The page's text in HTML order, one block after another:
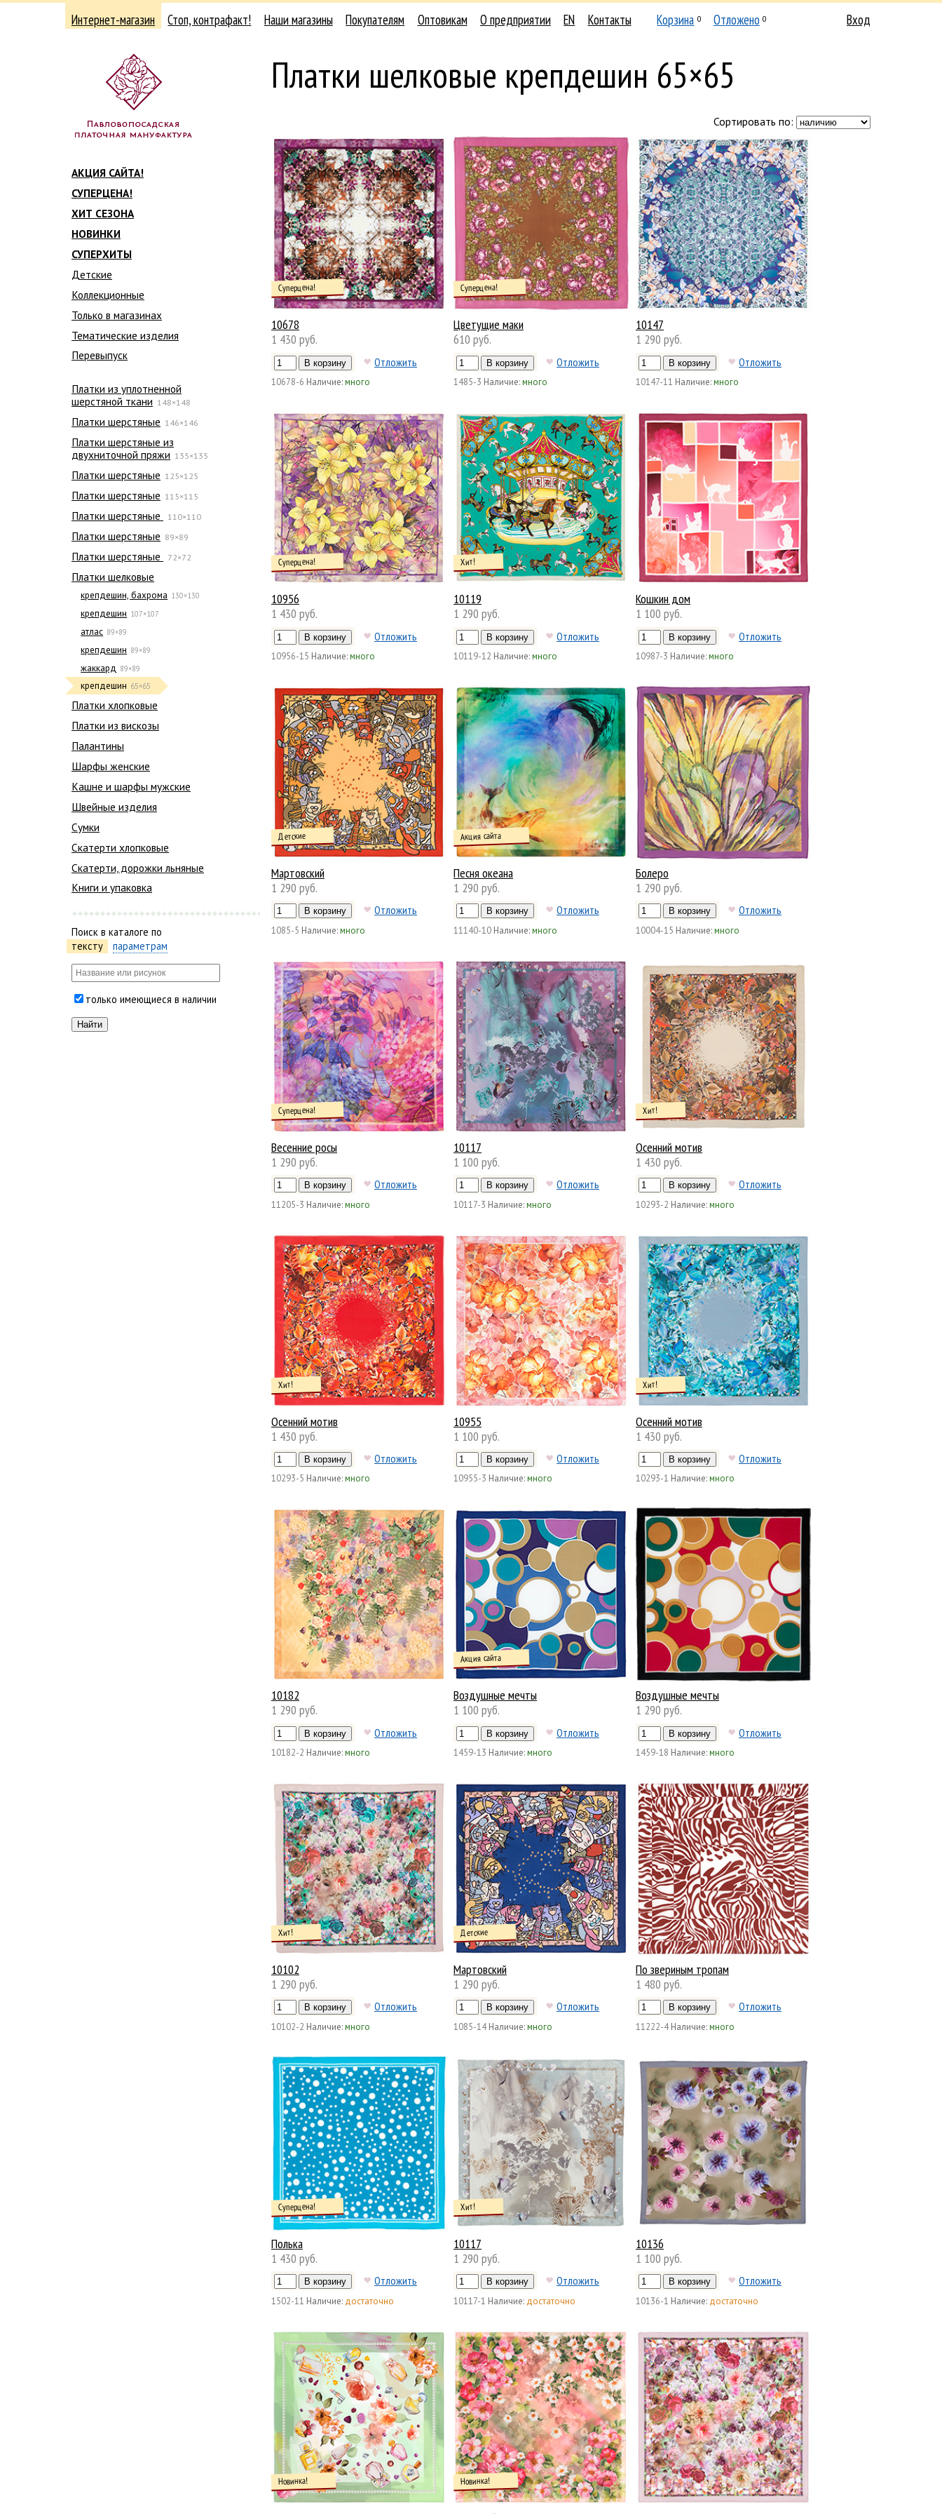
Интернет-магазин Стоп, контрафакт! Наши магазины Покупателям Оптовикам О предприятии EN Контакты Корзина 0 Отложено 0 Вход
АКЦИЯ САЙТА!
СУПЕРЦЕНА!
ХИТ СЕЗОНА
НОВИНКИ
СУПЕРХИТЫ
Детские
Коллекционные
Только в магазинах
Тематические изделия
Перевыпуск
Платки из уплотненной
шерстяной ткани 148×148
Платки шерстяные 146×146
Платки шерстяные из
двухниточной пряжи 135×135
Платки шерстяные 125×125
Платки шерстяные 115×115
Платки шерстяные 110×110
Платки шерстяные 89×89
Платки шерстяные 72×72
Платки шелковые
крепдешин, бахрома 130×130
крепдешин 107×107
атлас 89×89
крепдешин 89×89
жаккард 89×89
крепдешин 65×65
Платки хлопковые
Платки из вискозы
Палантины
Шарфы женские
Кашне и шарфы мужские
Швейные изделия
Сумки
Скатерти хлопковые
Скатерти, дорожки льняные
Книги и упаковка
Поиск в каталоге по
тексту
параметрам
только имеющиеся в наличии
Платки шелковые крепдешин 65×65
Сортировать по:
10678
Суперцена!
1 430 руб.
Отложить
10678-6 Наличие:много
Цветущие маки
Суперцена!
610 руб.
Отложить
1485-3 Наличие:много
10147
1 290 руб.
Отложить
10147-11 Наличие:много
10956
Суперцена!
1 430 руб.
Отложить
10956-15 Наличие:много
10119
Хит!
1 290 руб.
Отложить
10119-12 Наличие:много
Кошкин дом
1 100 руб.
Отложить
10987-3 Наличие:много
Мартовский
Детские
1 290 руб.
Отложить
1085-5 Наличие:много
Песня океана
Акция сайта
1 290 руб.
Отложить
11140-10 Наличие:много
Болеро
1 290 руб.
Отложить
10004-15 Наличие:много
Весенние росы
Суперцена!
1 290 руб.
Отложить
11205-3 Наличие:много
10117
1 100 руб.
Отложить
10117-3 Наличие:много
Осенний мотив
Хит!
1 430 руб.
Отложить
10293-2 Наличие:много
Осенний мотив
Хит!
1 430 руб.
Отложить
10293-5 Наличие:много
10955
1 100 руб.
Отложить
10955-3 Наличие:много
Осенний мотив
Хит!
1 430 руб.
Отложить
10293-1 Наличие:много
10182
1 290 руб.
Отложить
10182-2 Наличие:много
Воздушные мечты
Акция сайта
1 100 руб.
Отложить
1459-13 Наличие:много
Воздушные мечты
1 290 руб.
Отложить
1459-18 Наличие:много
10102
Хит!
1 290 руб.
Отложить
10102-2 Наличие:много
Мартовский
Детские
1 290 руб.
Отложить
1085-14 Наличие:много
По звериным тропам
1 480 руб.
Отложить
11222-4 Наличие:много
Полька
Суперцена!
1 430 руб.
Отложить
1502-11 Наличие: достаточно
10117
Хит!
1 290 руб.
Отложить
10117-1 Наличие: достаточно
10136
1 100 руб.
Отложить
10136-1 Наличие: достаточно
Новинка! Новинка!